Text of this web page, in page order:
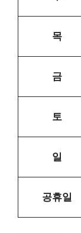
목
금
토
일
공휴일